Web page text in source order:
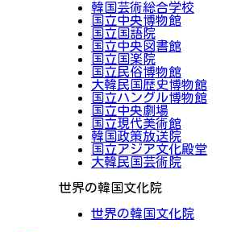
韓国芸術総合学校
国立中央博物館
国立国語院
国立中央図書館
国立国楽院
国立民俗博物館
大韓民国歴史博物館
国立ハングル博物館
国立中央劇場
国立現代美術館
韓国政策放送院
国立アジア文化殿堂
大韓民国芸術院
世界の韓国文化院
世界の韓国文化院